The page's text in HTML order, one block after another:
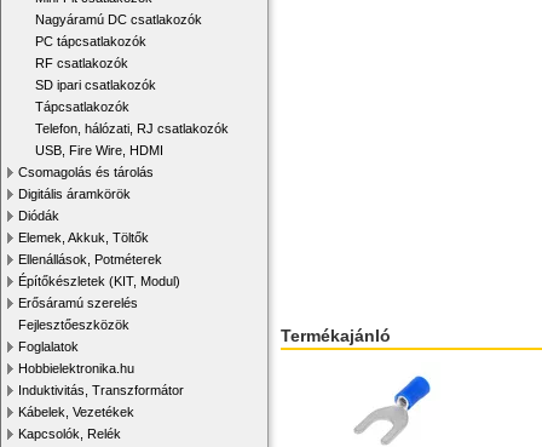
Nagyáramú DC csatlakozók
PC tápcsatlakozók
RF csatlakozók
SD ipari csatlakozók
Tápcsatlakozók
Telefon, hálózati, RJ csatlakozók
USB, Fire Wire, HDMI
Csomagolás és tárolás
Digitális áramkörök
Diódák
Elemek, Akkuk, Töltők
Ellenállások, Potméterek
Építőkészletek (KIT, Modul)
Erősáramú szerelés
Fejlesztőeszközök
Foglalatok
Hobbielektronika.hu
Induktivitás, Transzformátor
Kábelek, Vezetékek
Kapcsolók, Relék
Termékajánló